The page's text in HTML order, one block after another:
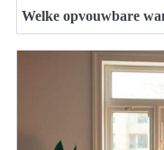
Welke opvouwbare